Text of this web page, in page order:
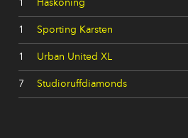
1 Haskoning
1 Sporting Karsten
1 Urban United XL
7 Studioruffdiamonds